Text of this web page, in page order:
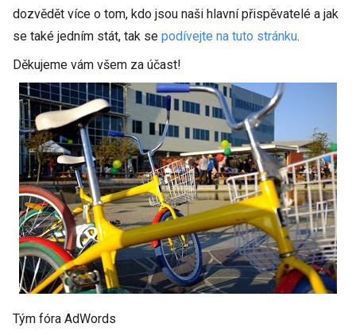
dozvědět více o tom, kdo jsou naši hlavní přispěvatelé a jak
se také jedním stát, tak se podívejte na tuto stránku.
Děkujeme vám všem za účast!
Tým fóra AdWords